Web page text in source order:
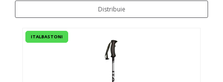
Distribuie
ITALBASTONI